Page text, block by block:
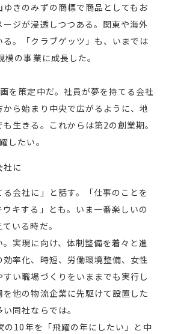
きのみずの商標で商品としてもお
ジが浸透しつつある。関東や海外
。「クラブゲッツ」も、いまでは
の事業に成長した。
策定中だ。社員が夢を持てる会社
ら始まり中央で広がるように、地
生きる。これからは第2の創業期。
したい。
に
会社に」と話す。「仕事のことを
キする」とも。いま一番楽しいの
いる時だ。
実現に向け、体制整備を着々と進
率化、時短、労働環境整備、女性
い職場づくりをいままでも実行し
他の物流企業に先駆けて設置した
同社ならでは。
10年を「飛躍の年にしたい」と中